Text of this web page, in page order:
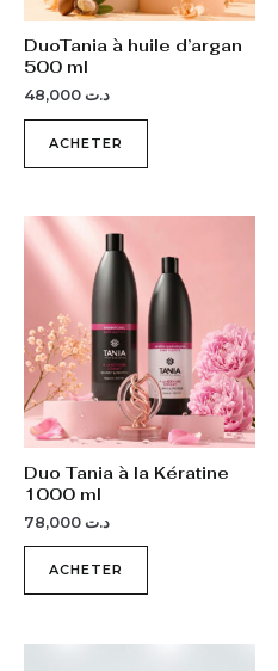
DuoTania à huile d’argan
500 ml
د.ت
ACHETER
Duo Tania à la Kératine
1000 ml
د.ت
ACHETER